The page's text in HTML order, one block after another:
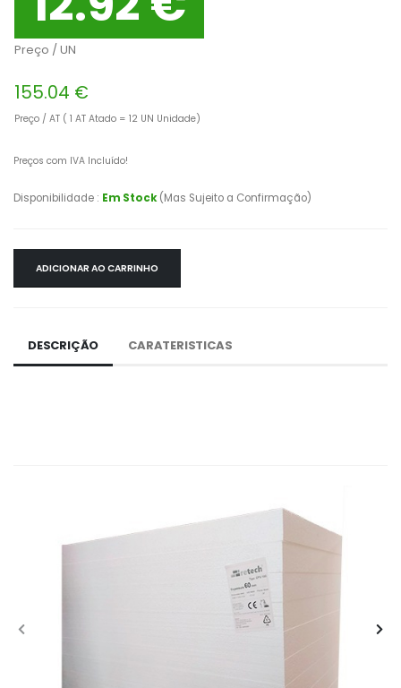
Preço / UN
155.04 €
Preço / AT ( 1 AT Atado = 12 UN Unidade)
Preços com IVA Incluído!
Disponibilidade : Em Stock(Mas Sujeito a Confirmação)
ADICIONAR AO CARRINHO
DESCRIÇÃO CARATERISTICAS